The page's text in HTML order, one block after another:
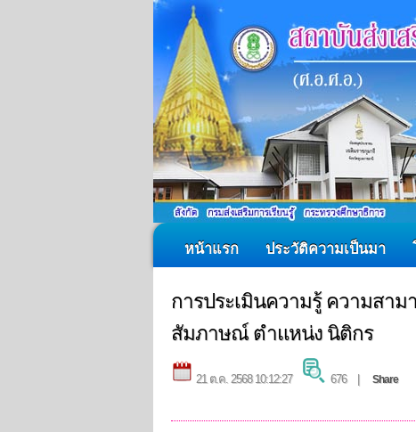
หน้าแรก ประวัติความเป็นมา
การประเมินความรู้ ความสาม
สัมภาษณ์ ตำแหน่ง นิติกร
21 ต.ค. 2568 10:12:27 676 | Share